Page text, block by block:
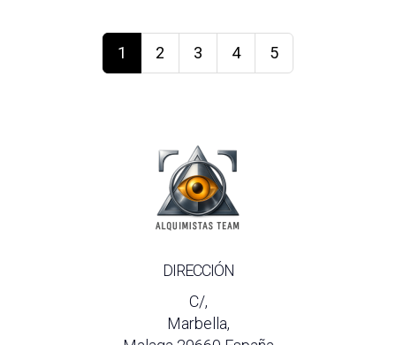
1 2 3 4 5
DIRECCIÓN
C/,
Marbella,